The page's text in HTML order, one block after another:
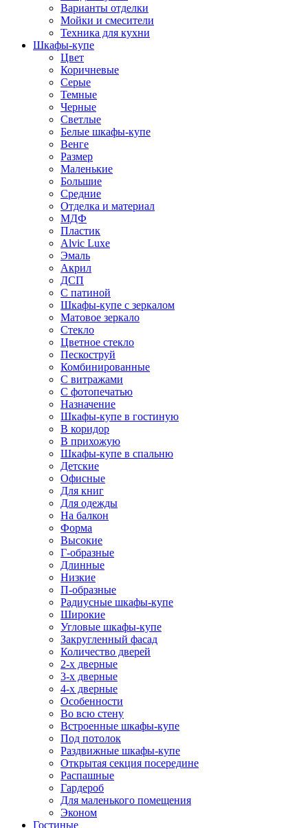
Варианты отделки
Мойки и смесители
Техника для кухни
Шкафы-купе
Цвет
Коричневые
Серые
Темные
Черные
Светлые
Белые шкафы-купе
Венге
Размер
Маленькие
Большие
Средние
Отделка и материал
МДФ
Пластик
Alvic Luxe
Эмаль
Акрил
ДСП
С патиной
Шкафы-купе с зеркалом
Матовое зеркало
Стекло
Цветное стекло
Пескоструй
Комбинированные
С витражами
С фотопечатью
Назначение
Шкафы-купе в гостиную
В коридор
В прихожую
Шкафы-купе в спальню
Детские
Офисные
Для книг
Для одежды
На балкон
Форма
Высокие
Г-образные
Длинные
Низкие
П-образные
Радиусные шкафы-купе
Широкие
Угловые шкафы-купе
Закругленный фасад
Количество дверей
2-х дверные
3-х дверные
4-х дверные
Особенности
Во всю стену
Встроенные шкафы-купе
Под потолок
Раздвижные шкафы-купе
Открытая секция посередине
Распашные
Гардероб
Для маленького помещения
Эконом
Гостиные